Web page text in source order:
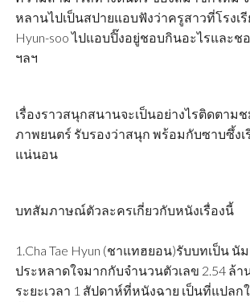
หลานไปเป็นสปายแอบฟังว่าครูสาวที่โรงเ
Hyun-soo ไปแอบปิ๊งอยู่ชอบกินอะไรและ
ฯลฯ
เรื่องราวสนุกสนานจะเป็นอย่างไรติดตาม
ภาพยนตร์ รับรองว่าสนุก พร้อมกับซาบซึ้งเ
แน่นอน
บทสัมภาษณ์ตัวละครเกี่ยวกับหนังเรื่องนี้
1.Cha Tae Hyun (ชาแทฮยอน)รับบทเป็น นั
ประหลาดใจมากกับจำนวนตัวเลข 2.54 ล้
ระยะเวลา 1 สัปดาห์ที่หนังฉาย เป็นที่แปลก